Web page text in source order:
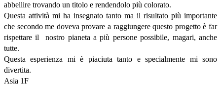
abbellire trovando un titolo e rendendolo più colorato.
Questa attività mi ha insegnato tanto ma il risultato più importante
che secondo me doveva provare a raggiungere questo progetto è far
rispettare il nostro pianeta a più persone possibile, magari, anche
tutte.
Questa esperienza mi è piaciuta tanto e specialmente mi sono
divertita.
Asia 1F